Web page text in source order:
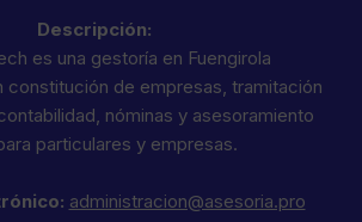
Descripción:
es una gestoría en Fuengirola
constitución de empresas, tramitación
nóminas y asesoramiento
particulares y empresas.
administracion@asesoria.pro